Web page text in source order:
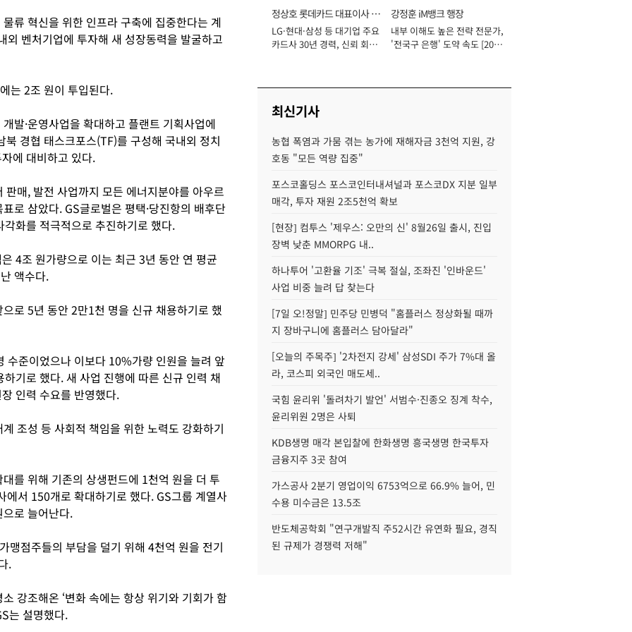
류 혁신을 위한 인프라 구축에 집중한다는 계
벤처기업에 투자해 새 성장동력을 발굴하고
는 2조 원이 투입된다.
발·운영사업을 확대하고 플랜트 기획사업에
경협 태스크포스(TF)를 구성해 국내외 정치
에 대비하고 있다.
판매, 발전 사업까지 모든 에너지분야를 아우르
로 삼았다. GS글로벌은 평택·당진항의 배후단
화를 적극적으로 추진하기로 했다.
4조 원가량으로 이는 최근 3년 동안 연 평균
액수다.
로 5년 동안 2만1천 명을 신규 채용하기로 했
수준이었으나 이보다 10%가량 인원을 늘려 앞
기로 했다. 새 사업 진행에 따른 신규 인력 채
인력 수요를 반영했다.
조성 등 사회적 책임을 위한 노력도 강화하기
를 위해 기존의 상생펀드에 1천억 원을 더 투
서 150개로 확대하기로 했다. GS그룹 계열사
로 늘어난다.
맹점주들의 부담을 덜기 위해 4천억 원을 전기
.
강조해온 ‘변화 속에는 항상 위기와 기회가 함
는 설명했다.
정상호 롯데카드 대표이사 사
장
LG·현대·삼성 등 대기업 주요
카드사 30년 경력, 신뢰 회복
강정훈 iM뱅크 행장
내부 이해도 높은 전략 전문가,
'전국구 은행' 도약 속도 [2026
최신기사
농협 폭염과 가뭄 겪는 농가에 재해자금 3천억 지원, 강
호동 "모든 역량 집중"
포스코홀딩스 포스코인터내셔널과 포스코DX 지분 일부
매각, 투자 재원 2조5천억 확보
[현장] 컴투스 '제우스: 오만의 신' 8월26일 출시, 진입
장벽 낮춘 MMORPG 내..
하나투어 '고환율 기조' 극복 절실, 조좌진 '인바운드'
사업 비중 늘려 답 찾는다
[7일 오!정말] 민주당 민병덕 "홈플러스 정상화될 때까
지 장바구니에 홈플러스 담아달라"
[오늘의 주목주] '2차전지 강세' 삼성SDI 주가 7%대 올
라, 코스피 외국인 매도세..
국힘 윤리위 '돌려차기 발언' 서범수·진종오 징계 착수,
윤리위원 2명은 사퇴
KDB생명 매각 본입찰에 한화생명 흥국생명 한국투자
금융지주 3곳 참여
가스공사 2분기 영업이익 6753억으로 66.9% 늘어, 민
수용 미수금은 13.5조
반도체공학회 "연구개발직 주52시간 유연화 필요, 경직
된 규제가 경쟁력 저해"